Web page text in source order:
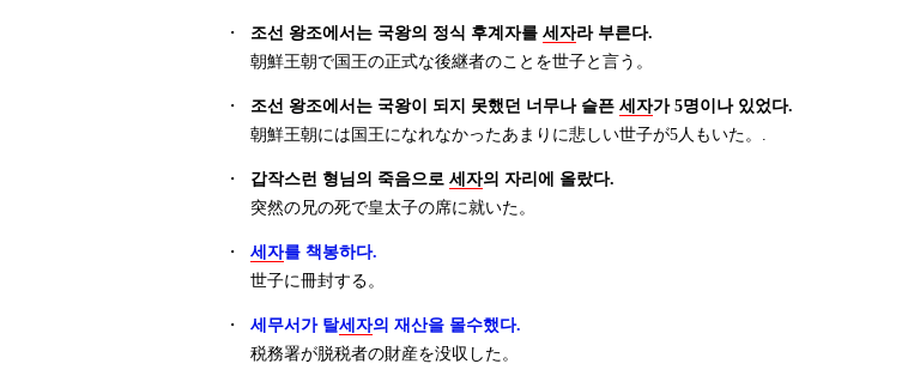
・ 조선 왕조에서는 국왕의 정식 후계자를 세자라 부른다.
朝鮮王朝で国王の正式な後継者のことを世子と言う。
・ 조선 왕조에서는 국왕이 되지 못했던 너무나 슬픈 세자가 5명이나 있었다.
朝鮮王朝には国王になれなかったあまりに悲しい世子が5人もいた。.
・ 갑작스런 형님의 죽음으로 세자의 자리에 올랐다.
突然の兄の死で皇太子の席に就いた。
・ 세자를 책봉하다.
世子に冊封する。
・ 세무서가 탈세자의 재산을 몰수했다.
税務署が脱税者の財産を没収した。